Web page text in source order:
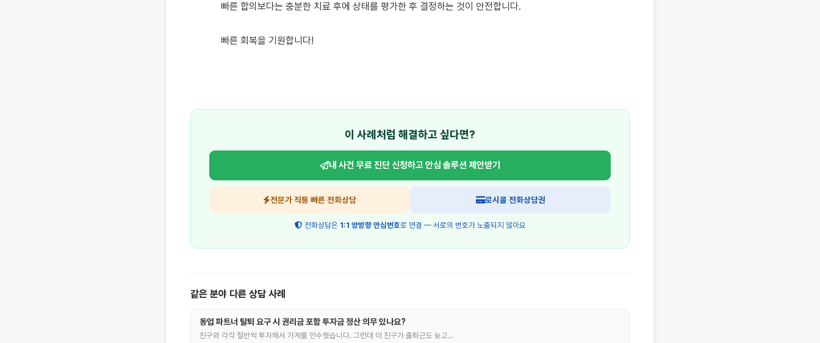
빠른 합의보다는 충분한 치료 후에 상태를 평가한 후 결정하는 것이 안전합니다.
빠른 회복을 기원합니다!
이 사례처럼 해결하고 싶다면?
내 사건 무료 진단 신청하고안심 솔루션 제안받기
전문가 직통 빠른 전화상담 로시콜 전화상담권
전화상담은 1:1 양방향 안심번호로 연결 — 서로의 번호가 노출되지 않아요
같은 분야 다른 상담 사례
동업 파트너 탈퇴 요구 시 권리금 포함 투자금 정산 의무 있나요?
친구와 각각 절반씩 투자해서 가게를 인수했습니다. 그런데 이 친구가 출퇴근도 늦고…